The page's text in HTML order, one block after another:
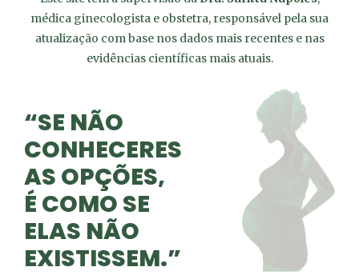
médica ginecologista e obstetra, responsável pela sua
atualização com base nos dados mais recentes e nas
evidências científicas mais atuais.
“SE NÃO
CONHECERES
AS OPÇÕES,
É COMO SE
ELAS NÃO
EXISTISSEM.”